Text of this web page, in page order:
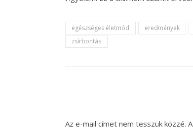
egészséges életmód eredmények
zsírbontás
Az e-mail címet nem tesszük közzé.